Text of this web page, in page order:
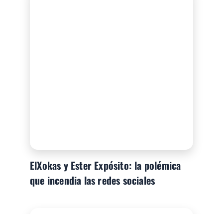
ElXokas y Ester Expósito: la polémica
que incendia las redes sociales